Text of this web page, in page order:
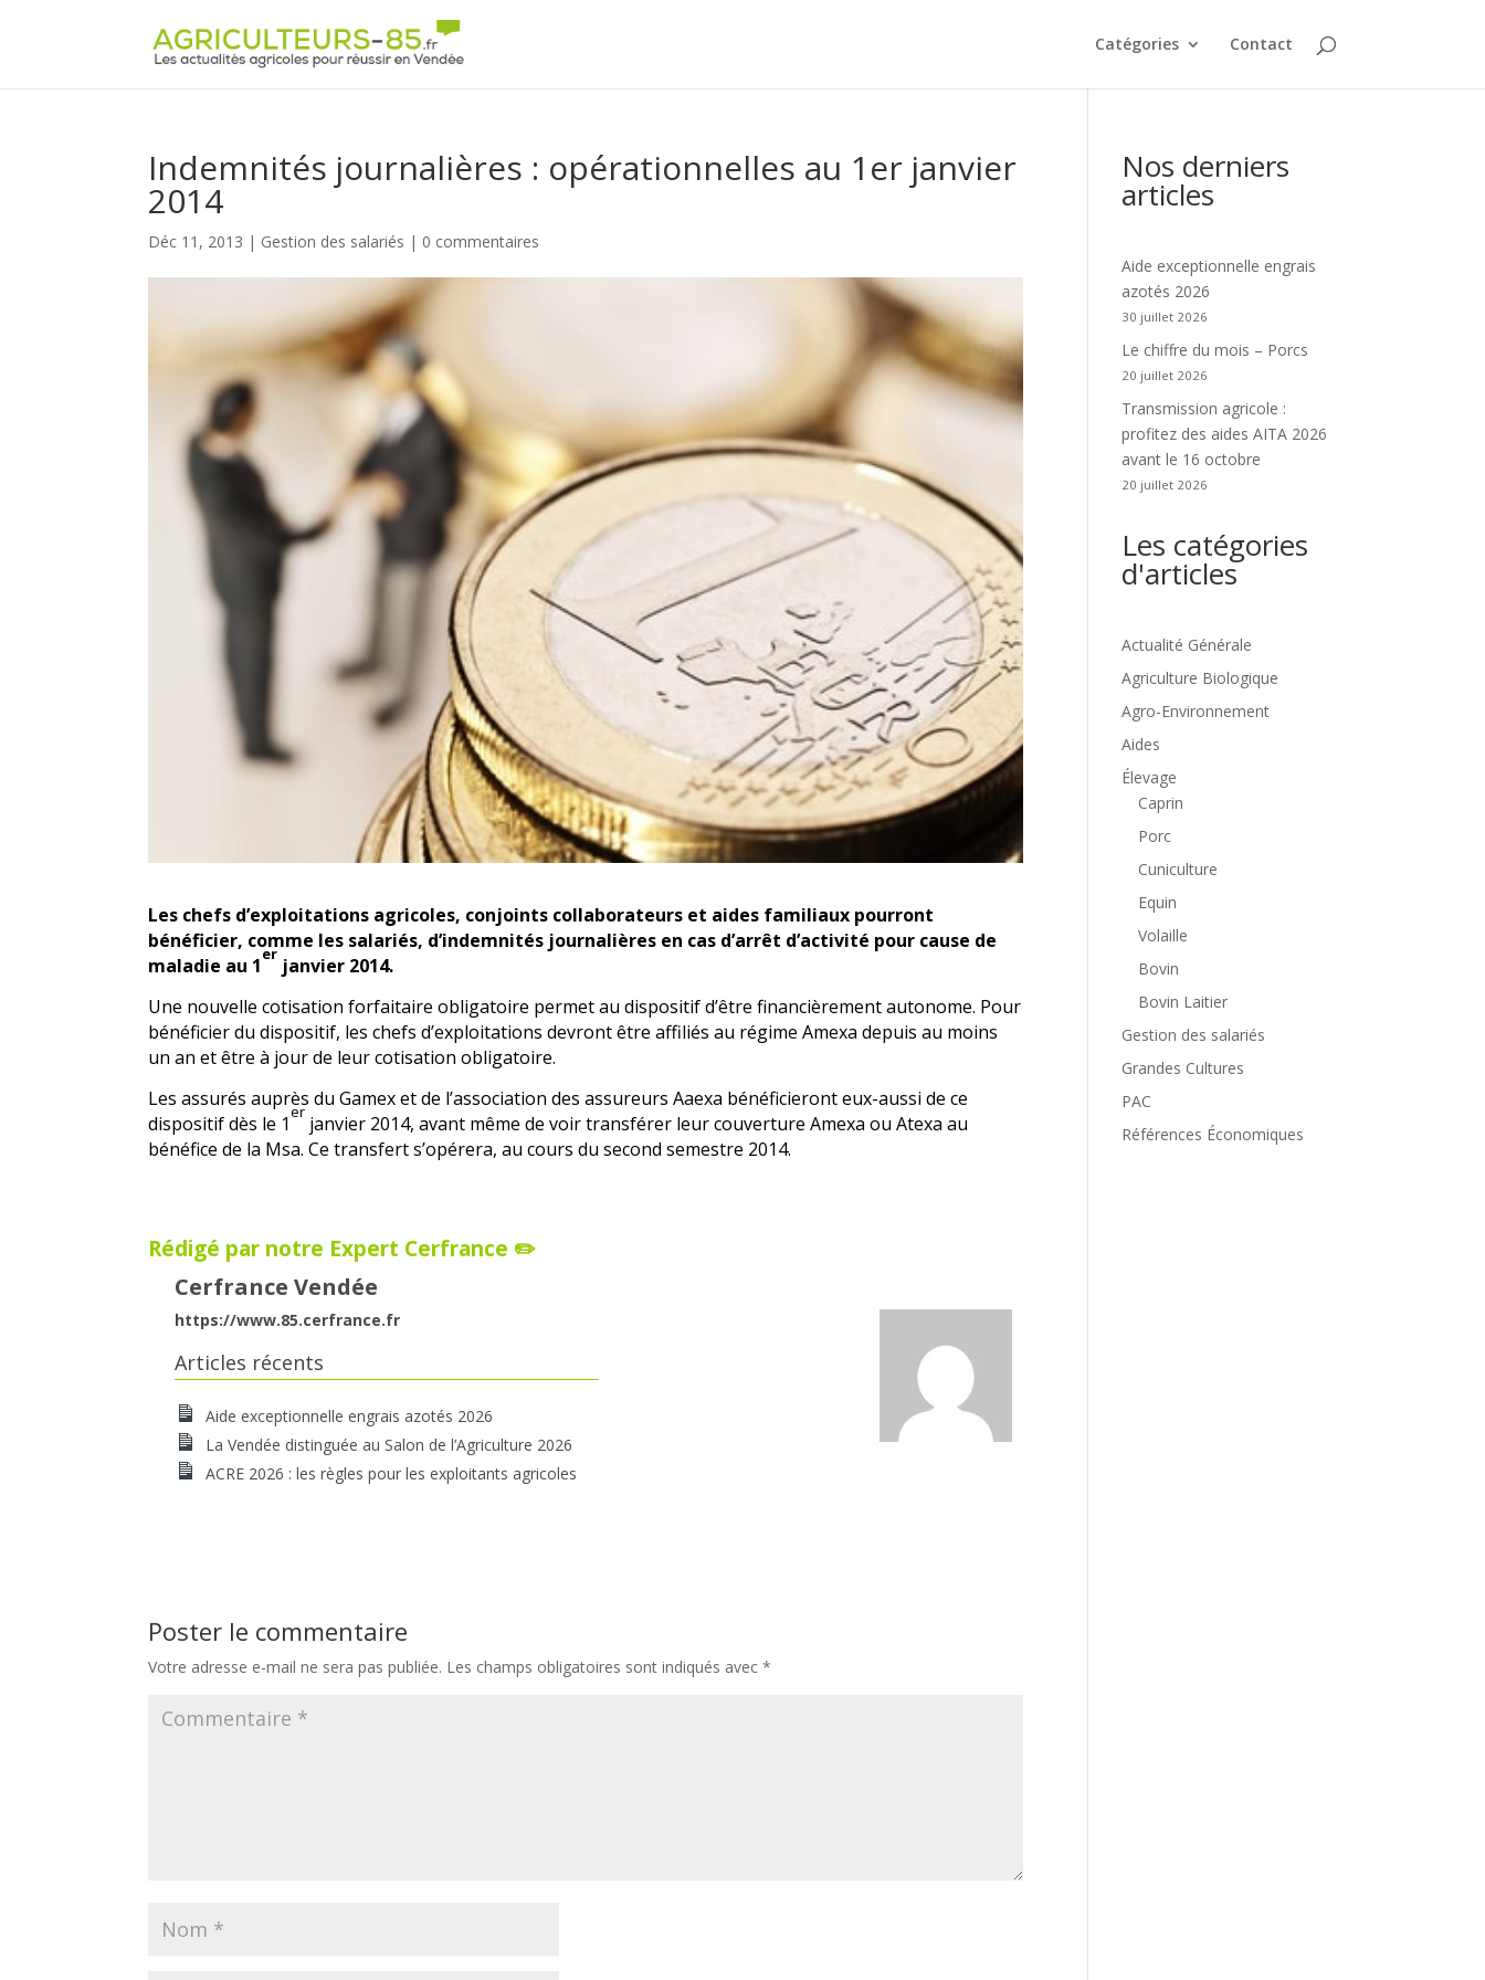
Catégories Contact
Indemnités journalières : opérationnelles au 1er janvier
2014
Déc 11, 2013 | Gestion des salariés | 0 commentaires
Les chefs d’exploitations agricoles, conjoints collaborateurs et aides familiaux pourront
bénéficier, comme les salariés, d’indemnités journalières en cas d’arrêt d’activité pour cause de
maladie au 1er janvier 2014.
Une nouvelle cotisation forfaitaire obligatoire permet au dispositif d’être financièrement autonome. Pour
bénéficier du dispositif, les chefs d’exploitations devront être affiliés au régime Amexa depuis au moins
un an et être à jour de leur cotisation obligatoire.
Les assurés auprès du Gamex et de l’association des assureurs Aaexa bénéficieront eux-aussi de ce
dispositif dès le 1er janvier 2014, avant même de voir transférer leur couverture Amexa ou Atexa au
bénéfice de la Msa. Ce transfert s’opérera, au cours du second semestre 2014.
Rédigé par notre Expert Cerfrance ✏️
Cerfrance Vendée
https://www.85.cerfrance.fr
Articles récents
Aide exceptionnelle engrais azotés 2026
La Vendée distinguée au Salon de l’Agriculture 2026
ACRE 2026 : les règles pour les exploitants agricoles
Poster le commentaire
Votre adresse e-mail ne sera pas publiée. Les champs obligatoires sont indiqués avec*
Nos derniers
articles
Aide exceptionnelle engrais
azotés 2026
30 juillet 2026
Le chiffre du mois – Porcs
20 juillet 2026
Transmission agricole :
profitez des aides AITA 2026
avant le 16 octobre
20 juillet 2026
Les catégories
d'articles
Actualité Générale
Agriculture Biologique
Agro-Environnement
Aides
Élevage
Caprin
Porc
Cuniculture
Equin
Volaille
Bovin
Bovin Laitier
Gestion des salariés
Grandes Cultures
PAC
Références Économiques